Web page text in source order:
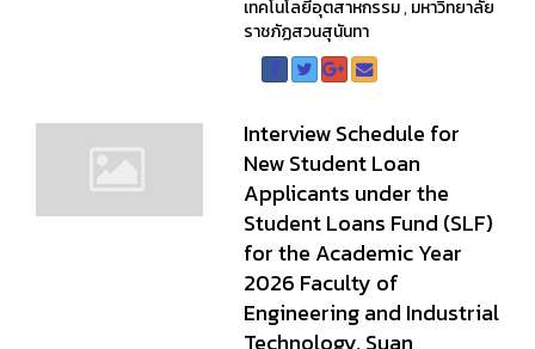
เทคโนโลยีอุตสาหกรรม,มหาวิทยาลัย
ราชภัฏสวนสุนันทา
Interview Schedule for
New Student Loan
Applicants under the
Student Loans Fund (SLF)
for the Academic Year
2026 Faculty of
Engineering and Industrial
Technology, Suan